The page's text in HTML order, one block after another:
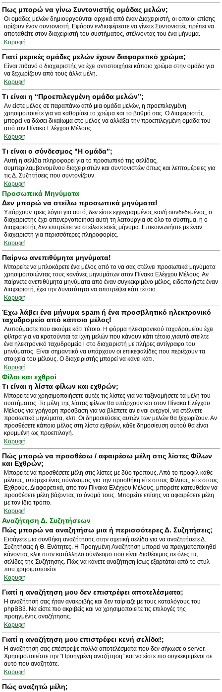
Πως μπορώ να γίνω Συντονιστής ομάδας μελών;
Οι ομάδες μελών δημιουργούνται αρχικά από έναν Διαχειριστή, οι οποίοι επίσης
ορίζουν έναν συντονιστή. Εφόσον ενδιαφέρεστε να γίνετε Συντονιστές πρέπει να
αποταθείτε στον διαχειριστή του συστήματος, στέλνοντας του ένα μήνυμα.
Κορυφή
Γιατί μερικές ομάδες μελών έχουν διαφορετικό χρώμα;
Είναι πιθανό ο διαχειριστής να έχει αντιστοιχήσει κάποιο χρώμα στην ομάδα για
να ξεχωρίζουν από τους άλλα μέλη.
Κορυφή
Τι είναι η “Προεπιλεγμένη ομάδα μελών”;
Αν είστε μέλος σε παραπάνω από μια ομάδα μελών, η προεπιλεγμένη
χρησιμοποιείτε για να καθορίσει το χρώμα και το βαθμό σας. Ο διαχειριστής
μπορεί να δώσει δικαίωμα στο μέλος να αλλάξει την προεπιλεγμένη ομάδα του
από τον Πίνακα Ελέγχου Μέλους.
Κορυφή
Τι είναι ο σύνδεσμος "Η ομάδα”;
Αυτή η σελίδα πληροφορεί για το προσωπικό της σελίδας,
συμπεριλαμβανομένου διαχειριστών και συντονιστών όπως και λεπτομέρειες για
τις Δ. Συζητήσεις που συντονίζουν.
Κορυφή
Προσωπικά Μηνύματα
Δεν μπορώ να στείλω προσωπικά μηνύματα!
Υπάρχουν τρεις λόγοι για αυτό, δεν είστε εγγεγραμμένος και/ή συνδεδεμένος, ο
διαχειριστής έχει απενεργοποιήσει αυτή τη λειτουργία σε όλο το σύστημα, ή ο
διαχειριστής δεν επιτρέπει να στείλετε εσείς μήνυμα. Επικοινωνήστε με έναν
διαχειριστή για περισσότερες πληροφορίες.
Κορυφή
Παίρνω ανεπιθύμητα μηνύματα!
Μπορείτε να μπλοκάρετε ένα μέλος από το να σας στέλνει προσωπικά μηνύματα
χρησιμοποιώντας τους κανόνες μηνυμάτων στον Πίνακα Ελέγχου Μέλους. Αν
παίρνετε ανεπιθύμητα μηνύματα από έναν συγκεκριμένο μέλος, ειδοποιήστε έναν
διαχειριστή, έχει την δυνατότητα να αποτρέψει κάτι τέτοιο.
Κορυφή
Έχω λάβει ένα μήνυμα spam ή ένα προσβλητικό ηλεκτρονικό
ταχυδρομείο από κάποιο μέλος!
Λυπούμαστε που ακούμε κάτι τέτοιο. Η φόρμα ηλεκτρονικού ταχυδρομείου έχει
φίλτρα για να κρατούνται τα ίχνη μελών που κάνουν κάτι τέτοιο,γιαυτό στείλτε
ένα ηλεκτρονικό ταχυδρομείο l στο διαχειριστή με πλήρες αντίγραφο του
μηνύματος. Είναι σημαντικό να υπάρχουν οι επικεφαλίδες που περιέχουν τα
στοιχεία του μέλους. Ο διαχειριστής μπορεί να κάνει κάτι.
Κορυφή
Φίλοι και εχθροί
Τι είναι η λίστα φίλων και εχθρών;
Μπορείτε να χρησιμοποιήσετε αυτές τις λίστες για να ταξινομήσετε τα μέλη του
συστήματος. Τα μέλη της λίστας φίλων θα υπάρχουν και στον Πίνακα Ελέγχου
Μέλους για γρήγορη πρόσβαση για να βλέπετε αν είναι ενεργοί, να στέλνετε
προσωπικά μηνύματα, κλπ. Οι δημοσιεύσεις αυτών των μελών θα ξεχωρίζουν. Αν
προσθέσετε κάποιο μέλος στη λίστα εχθρών, κάθε δημοσίευση αυτού θα είναι
κρυμμένη ως προεπιλογή.
Κορυφή
Πώς μπορώ να προσθέσω / αφαιρέσω μέλη στις λίστες Φίλων
και Εχθρών;
Μπορείτε να προσθέσετε μέλη στις λίστες με δύο τρόπους. Από το προφίλ κάθε
μέλους, υπάρχει ένας σύνδεσμος για την προσθήκη είτε στους Φίλους, είτε στους
Εχθρούς. Διαφορετικά, από τον Πίνακα Ελέγχου Μέλους, μπορείτε κατευθείαν να
προσθέσετε μέλη βάζοντας το όνομά τους. Μπορείτε επίσης να αφαιρέσετε μέλη
με τον ίδιο τρόπο.
Κορυφή
Αναζήτηση Δ. Συζητήσεων
Πώς μπορώ να αναζητήσω μια ή περισσότερες Δ. Συζητήσεις;
Εισάγετε μια συνθήκη αναζήτησης στην σχετική σελίδα για να αναζητήσετε Δ.
Συζητήσεις ή Θ. Ενότητες. Η Προηγμένη Αναζήτηση μπορεί να πραγματοποιηθεί
κάνοντας κλικ στον κατάλληλο σύνδεσμο που είναι διαθέσιμος σε όλες τις
σελίδες της Συζήτησης. Πώς να κάνετε αναζήτηση ίσως εξαρτάται από το στυλ
που χρησιμοποιείτε.
Κορυφή
Γιατί η αναζήτηση μου δεν επιστρέφει αποτελέσματα;
Η αναζήτησή σας ήταν ανακριβής και δεν ταίριαζε με τους καταλόγους του
phpBB3. Να είστε πιο ακριβείς και να χρησιμοποιείτε τις επιλογές της
προηγμένης αναζήτησης.
Κορυφή
Γιατί η αναζήτηση μου επιστρέφει κενή σελίδα!;
Η αναζήτησή σας επέστρεψε πολλά αποτελέσματα που δεν σήκωσε ο server.
Χρησιμοποιείστε την “Προηγμένη αναζήτηση” και να είστε πιο συγκεκριμένοι σε
αυτό που αναζητάτε.
Κορυφή
Πώς αναζητώ μέλη;